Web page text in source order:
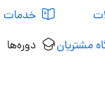
مشتریان
خدمات
دوره‌ها